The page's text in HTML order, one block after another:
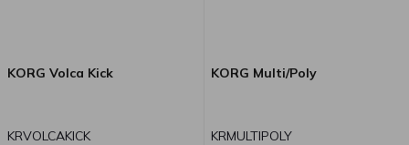
KORG Volca Kick
KRVOLCAKICK
KORG Multi/Poly
KRMULTIPOLY